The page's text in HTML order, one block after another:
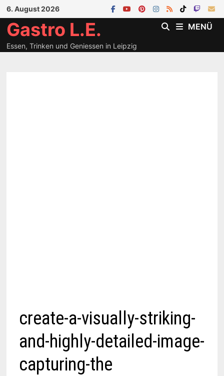
Zum
Inhalt
springen
6. August 2026
Gastro L.E.
Essen, Trinken und Geniessen in Leipzig
MENÜ
create-a-visually-striking-
and-highly-detailed-image-
capturing-the